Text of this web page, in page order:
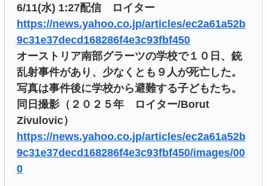
6/11(水) 1:27配信 ロイター
https://news.yahoo.co.jp/articles/ec2a61a52b
9c31e37decd168286f4e3c93fbf450
オーストリア南部グラーツの学校で１０日、銃
乱射事件があり、少なくとも９人が死亡した。
写真は事件後に学校から避難する子どもたち。
同日撮影（２０２５年 ロイター/Borut
Zivulovic）
https://news.yahoo.co.jp/articles/ec2a61a52b
9c31e37decd168286f4e3c93fbf450/images/00
0